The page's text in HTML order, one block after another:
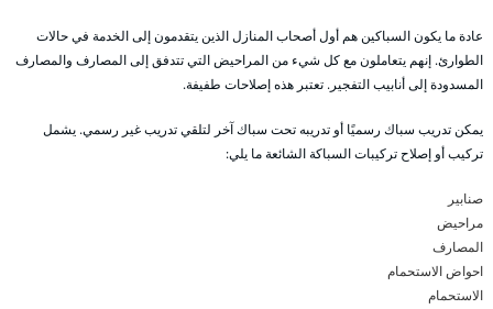
عادة ما يكون السباكين هم أول أصحاب المنازل الذين يتقدمون إلى الخدمة في حالات
الطوارئ. إنهم يتعاملون مع كل شيء من المراحيض التي تتدفق إلى المصارف والمصارف
المسدودة إلى أنابيب التفجير. تعتبر هذه إصلاحات طفيفة.
يمكن تدريب سباك رسميًا أو تدريبه تحت سباك آخر لتلقي تدريب غير رسمي. يشمل
تركيب أو إصلاح تركيبات السباكة الشائعة ما يلي:
صنابير
مراحيض
المصارف
احواض الاستحمام
الاستحمام